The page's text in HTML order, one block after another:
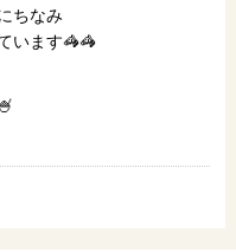
ちなみ
います🦓🦓